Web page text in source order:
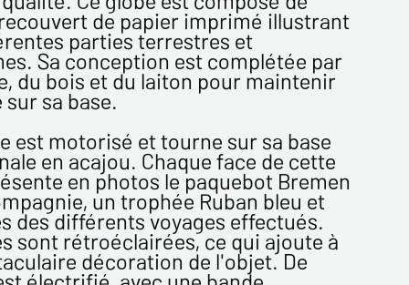
votre Email*
de papier imprimé illustrant
parties terrestres et
Sa conception est complétée par
du bois et du laiton pour maintenir
sur sa base.
est motorisé et tourne sur sa base
en acajou. Chaque face de cette
en photos le paquebot Bremen
un trophée Ruban bleu et
des différents voyages effectués.
sont rétroéclairées, ce qui ajoute à
décoration de l'objet. De